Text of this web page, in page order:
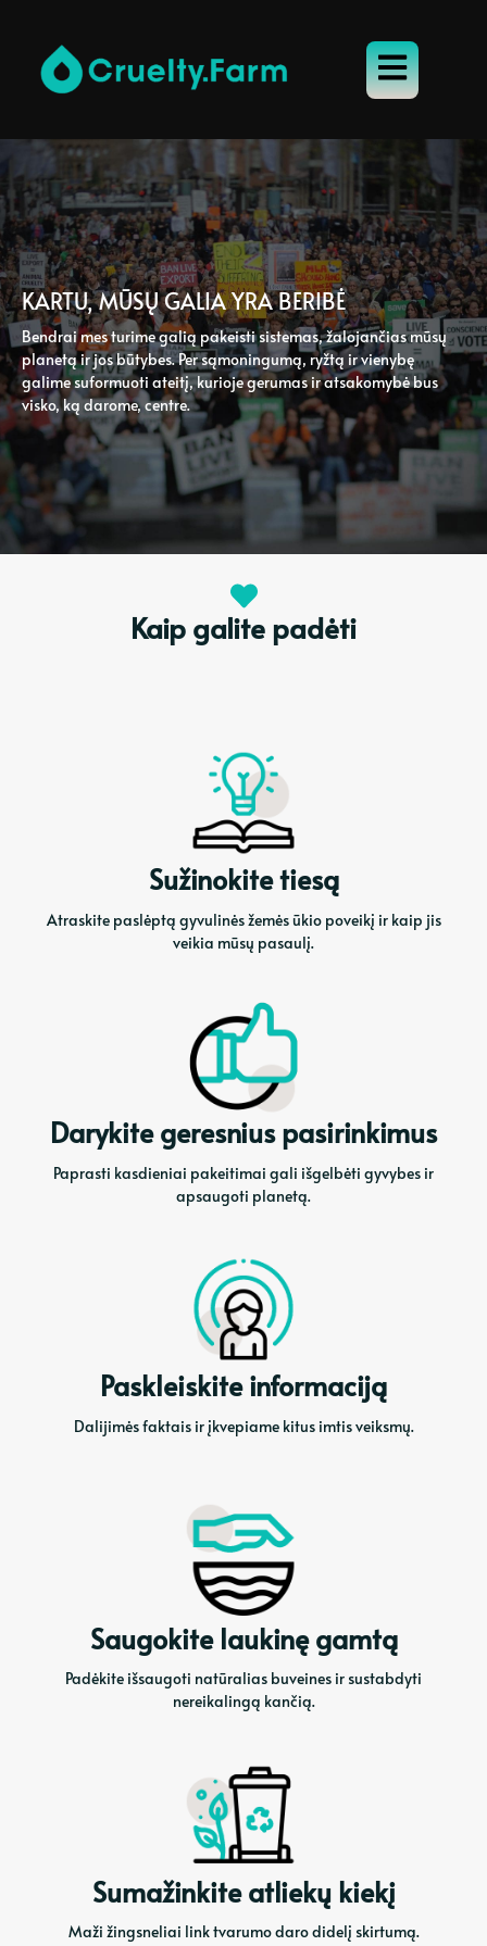
KARTU, MŪSŲ GALIA YRA BERIBĖ
Bendrai mes turime galią pakeisti sistemas, žalojančias mūsų
planetą ir jos būtybes. Per sąmoningumą, ryžtą ir vienybę
galime suformuoti ateitį, kurioje gerumas ir atsakomybė bus
visko, ką darome, centre.
Kaip galite padėti
Sužinokite tiesą
Atraskite paslėptą gyvulinės žemės ūkio poveikį ir kaip jis
veikia mūsų pasaulį.
Darykite geresnius pasirinkimus
Paprasti kasdieniai pakeitimai gali išgelbėti gyvybes ir
apsaugoti planetą.
Paskleiskite informaciją
Dalijimės faktais ir įkvepiame kitus imtis veiksmų.
Saugokite laukinę gamtą
Padėkite išsaugoti natūralias buveines ir sustabdyti
nereikalingą kančią.
Sumažinkite atliekų kiekį
Maži žingsneliai link tvarumo daro didelį skirtumą.